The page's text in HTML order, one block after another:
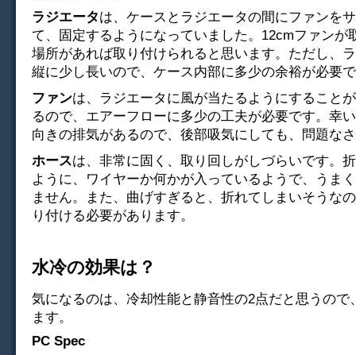
ラジエータは、ケースとラジエータの間にファンを
て、固定するようになっていました。12cmファンが
場所があれば取り付けられると思います。ただし、
縦に少し長いので、ケース内部に多少の余裕が必要
ファンは、ラジエータに風が当たるようにすること
るので、エアーフローに多少の工夫が必要です。幸
向きの排気があるので、後部吸気にしても、問題な
ホースは、非常に固く、取り回しがしづらいです。
ように、ワイヤーか何かが入っているようで、うま
ません。また、曲げすぎると、折れてしまいそうな
り付ける必要があります。
水冷の効果は？
気になるのは、冷却性能と静音性の2点だと思うので
ます。
PC Spec